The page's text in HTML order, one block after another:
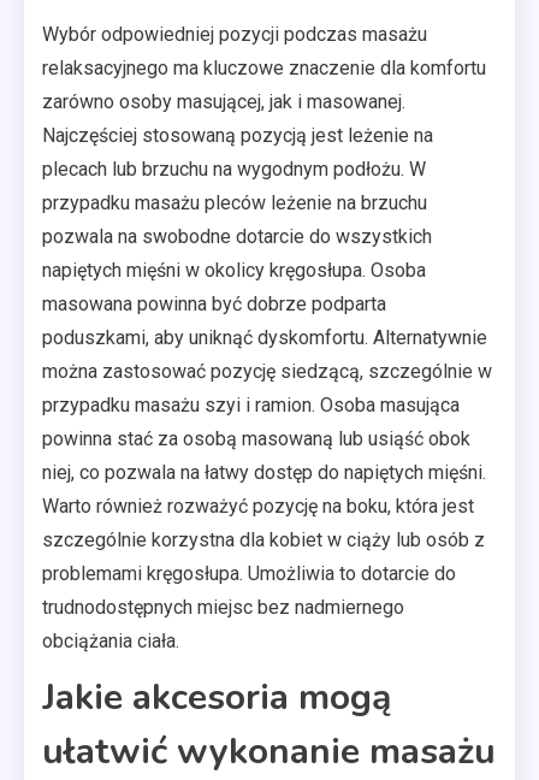
Wybór odpowiedniej pozycji podczas masażu
relaksacyjnego ma kluczowe znaczenie dla komfortu
zarówno osoby masującej, jak i masowanej.
Najczęściej stosowaną pozycją jest leżenie na
plecach lub brzuchu na wygodnym podłożu. W
przypadku masażu pleców leżenie na brzuchu
pozwala na swobodne dotarcie do wszystkich
napiętych mięśni w okolicy kręgosłupa. Osoba
masowana powinna być dobrze podparta
poduszkami, aby uniknąć dyskomfortu. Alternatywnie
można zastosować pozycję siedzącą, szczególnie w
przypadku masażu szyi i ramion. Osoba masująca
powinna stać za osobą masowaną lub usiąść obok
niej, co pozwala na łatwy dostęp do napiętych mięśni.
Warto również rozważyć pozycję na boku, która jest
szczególnie korzystna dla kobiet w ciąży lub osób z
problemami kręgosłupa. Umożliwia to dotarcie do
trudnodostępnych miejsc bez nadmiernego
obciążania ciała.
Jakie akcesoria mogą
ułatwić wykonanie masażu